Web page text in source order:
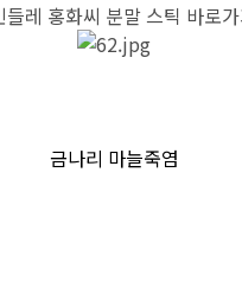
들레 홍화씨 분말 스틱 바로
금나리 마늘죽염